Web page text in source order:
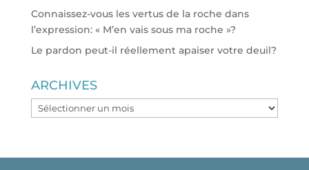
Connaissez-vous les vertus de la roche dans
l’expression: « M’en vais sous ma roche »?
Le pardon peut-il réellement apaiser votre deuil?
ARCHIVES
ARCHIVES